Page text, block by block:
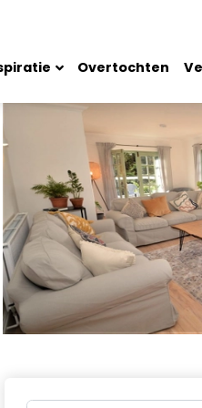
Overtochten